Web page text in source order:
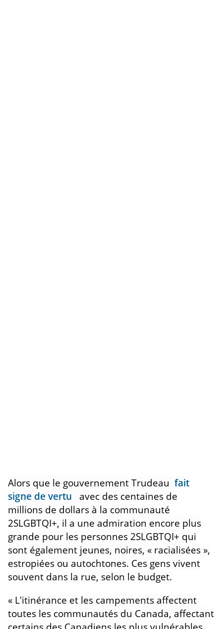
Alors que le gouvernement Trudeau fait
signe de vertu
avec des centaines de
millions de dollars à la communauté
2SLGBTQI+, il a une admiration encore plus
grande pour les personnes 2SLGBTQI+ qui
sont également jeunes, noires, « racialisées »,
estropiées ou autochtones. Ces gens vivent
souvent dans la rue, selon le budget.
« L'itinérance et les campements affectent
toutes les communautés du Canada, affectant